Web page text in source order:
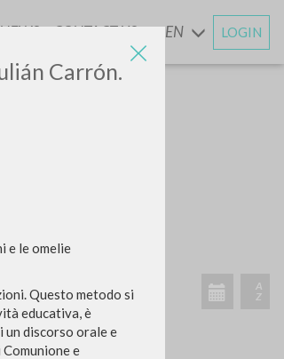
Carrón.
e le omelie
Questo metodo si
educativa, è
un discorso orale e
e
CONTACT US EN LOGIN
A
Z